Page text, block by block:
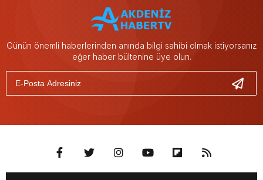
Günün önemli haberlerinden anında bilgi sahibi olmak istiyorsanız
eğer haber bültenine üye olun.